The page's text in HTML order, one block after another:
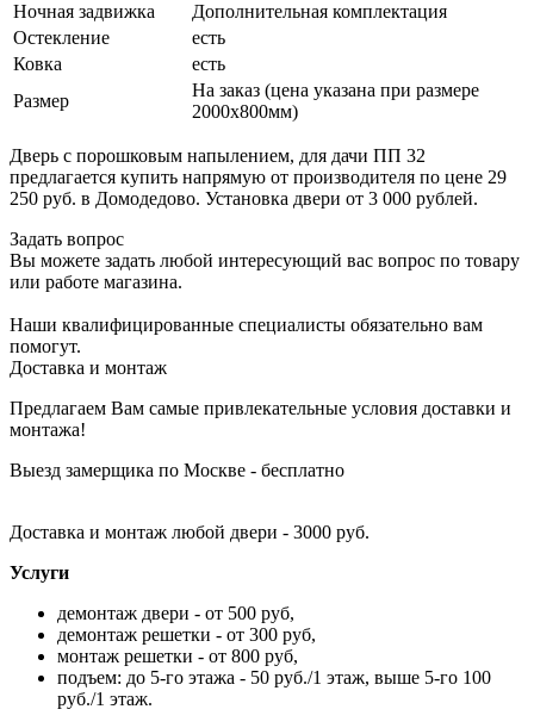
Ночная задвижка
Дополнительная комплектация
Остекление
есть
Ковка
есть
Размер
На заказ (цена указана при размере
2000х800мм)
Дверь с порошковым напылением, для дачи ПП 32
предлагается купить напрямую от производителя по цене 29
250 руб. в Домодедово. Установка двери от 3 000 рублей.
Задать вопрос
Вы можете задать любой интересующий вас вопрос по товару
или работе магазина.
Наши квалифицированные специалисты обязательно вам
помогут.
Доставка и монтаж
Предлагаем Вам самые привлекательные условия доставки и
монтажа!
Выезд замерщика по Москве - бесплатно
Доставка и монтаж любой двери - 3000 руб.
Услуги
демонтаж двери - от 500 руб,
демонтаж решетки - от 300 руб,
монтаж решетки - от 800 руб,
подъем: до 5-го этажа - 50 руб./1 этаж, выше 5-го 100
руб./1 этаж.